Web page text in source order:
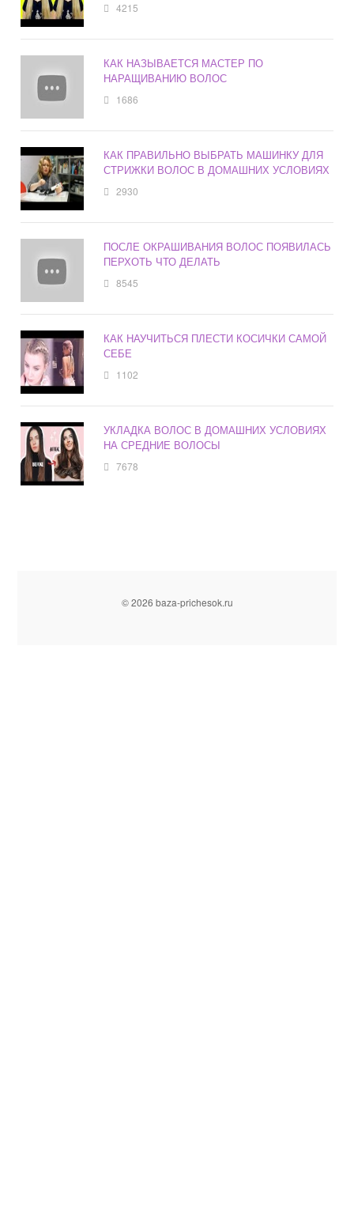
4215
КАК НАЗЫВАЕТСЯ МАСТЕР ПО
НАРАЩИВАНИЮ ВОЛОС
1686
КАК ПРАВИЛЬНО ВЫБРАТЬ МАШИНКУ ДЛЯ
СТРИЖКИ ВОЛОС В ДОМАШНИХ УСЛОВИЯХ
2930
ПОСЛЕ ОКРАШИВАНИЯ ВОЛОС ПОЯВИЛАСЬ
ПЕРХОТЬ ЧТО ДЕЛАТЬ
8545
КАК НАУЧИТЬСЯ ПЛЕСТИ КОСИЧКИ САМОЙ
СЕБЕ
1102
УКЛАДКА ВОЛОС В ДОМАШНИХ УСЛОВИЯХ
НА СРЕДНИЕ ВОЛОСЫ
7678
© 2026 baza-prichesok.ru